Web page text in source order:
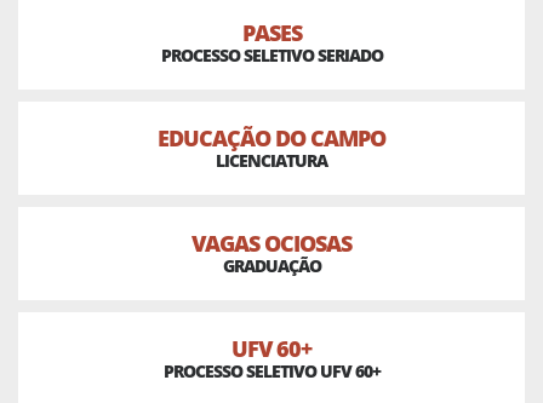
PASES
PROCESSO SELETIVO SERIADO
EDUCAÇÃO DO CAMPO
LICENCIATURA
VAGAS OCIOSAS
GRADUAÇÃO
UFV 60+
PROCESSO SELETIVO UFV 60+